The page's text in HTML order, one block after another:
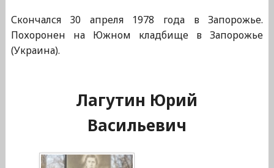
Скончался 30 апреля 1978 года в Запорожье.
Похоронен на Южном кладбище в Запорожье
(Украина).
Лагутин Юрий
Васильевич